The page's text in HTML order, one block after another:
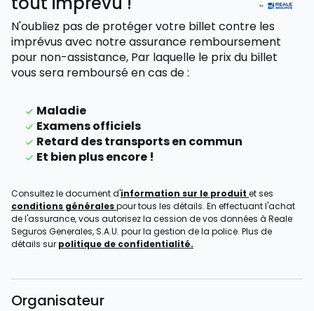
N'oubliez pas de protéger votre billet contre les
imprévus avec notre assurance remboursement
pour non-assistance, Par laquelle le prix du billet
vous sera rembourséen cas de:
Maladie
Examens officiels
Retard des transports en commun
Et bien plus encore !
Consultez le document d'information sur le produit et ses
conditions généralespour tous les détails. En effectuant l'achat
de l'assurance, vous autorisez la cession de vos données à Reale
Seguros Generales, S.A.U. pour la gestion de la police. Plus de
détails sur politique de confidentialité.
Organisateur